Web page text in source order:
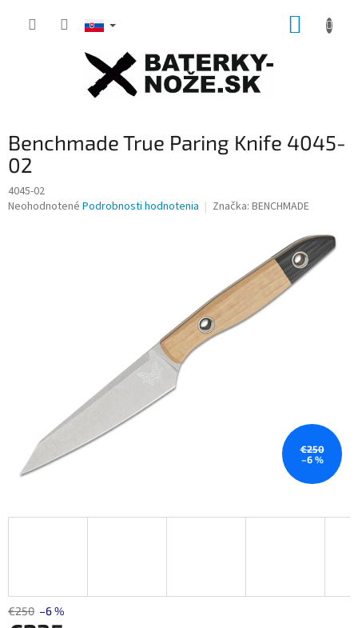
Benchmade True Paring Knife 4045-
02
4045-02
Priemerné
Neohodnotené Podrobnosti hodnotenia Značka: BENCHMADE
€250
–6 %
€250 –6 %